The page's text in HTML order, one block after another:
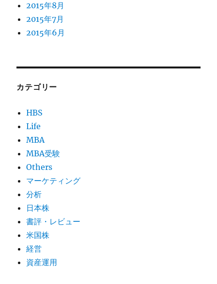
2015年8月
2015年7月
2015年6月
カテゴリー
HBS
Life
MBA
MBA受験
Others
マーケティング
分析
日本株
書評・レビュー
米国株
経営
資産運用